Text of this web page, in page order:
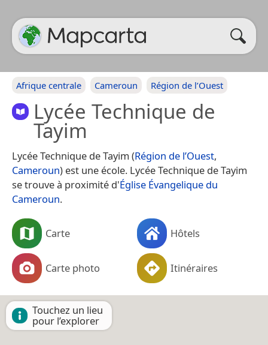
Afrique centrale Cameroun Région de l’Ouest
Lycée Technique de
Tayim
Lycée Technique de Tayim (Région de l’Ouest,
Cameroun) est une école. Lycée Technique de Tayim
se trouve à proximité d'Église Évangelique du
Cameroun.
Carte Hôtels
Carte photo Itinéraires
Touchez un lieu
pour l’explorer